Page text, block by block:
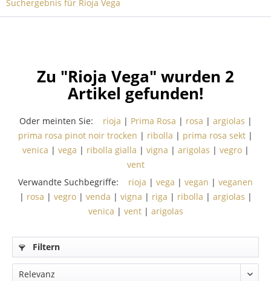
Suchergebnis für Rioja Vega
Zu "Rioja Vega" wurden 2
Artikel gefunden!
Oder meinten Sie: rioja | Prima Rosa | rosa | argiolas |
prima rosa pinot noir trocken | ribolla | prima rosa sekt |
venica | vega | ribolla gialla | vigna | arigolas | vegro|
vent
Verwandte Suchbegriffe:
rioja | vega | vegan | veganen
| rosa | vegro| venda | vigna | riga | ribolla | argiolas |
venica | vent| arigolas
Filtern